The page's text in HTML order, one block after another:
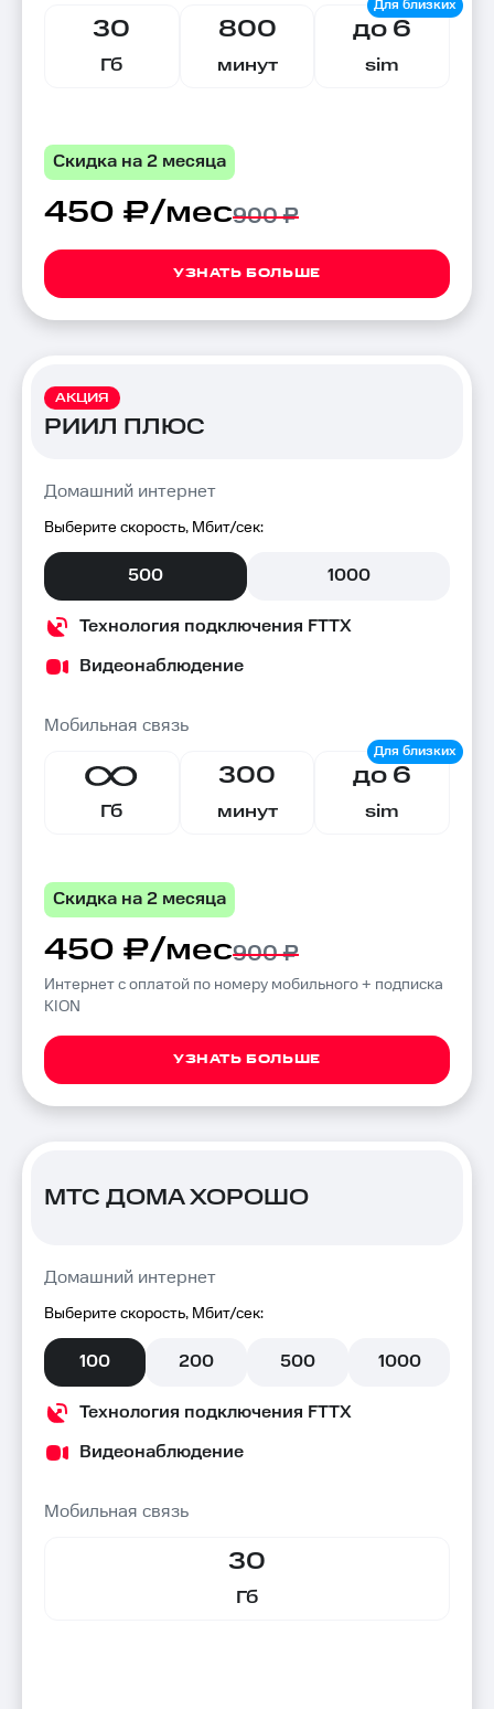
30
Гб
800
минут
до 6
sim
Скидка на 2 месяца
450 ₽/мес900 ₽
УЗНАТЬ БОЛЬШЕ
АКЦИЯ
РИИЛ ПЛЮС
Домашний интернет
Выберите скорость, Мбит/сек:
500 1000
Технология подключения FTTX
Видеонаблюдение
Мобильная связь
Гб
300
минут
до 6
sim
Скидка на 2 месяца
450 ₽/мес900 ₽
Интернет с оплатой по номеру мобильного + подписка
KION
УЗНАТЬ БОЛЬШЕ
МТС ДОМА ХОРОШО
Домашний интернет
Выберите скорость, Мбит/сек:
100 200 500 1000
Технология подключения FTTX
Видеонаблюдение
Мобильная связь
30
Гб